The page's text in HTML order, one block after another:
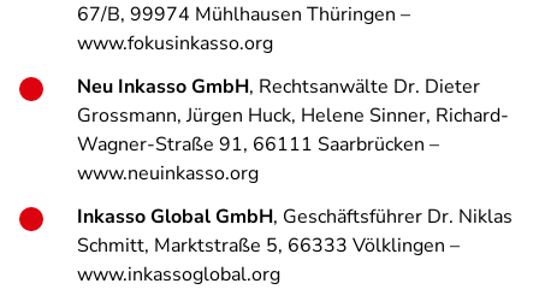
67/B, 99974 Mühlhausen Thüringen –
www.fokusinkasso.org
Neu Inkasso GmbH, Rechtsanwälte Dr. Dieter
Grossmann, Jürgen Huck, Helene Sinner, Richard-
Wagner-Straße 91, 66111 Saarbrücken –
www.neuinkasso.org
Inkasso Global GmbH, Geschäftsführer Dr. Niklas
Schmitt, Marktstraße 5, 66333 Völklingen –
www.inkassoglobal.org